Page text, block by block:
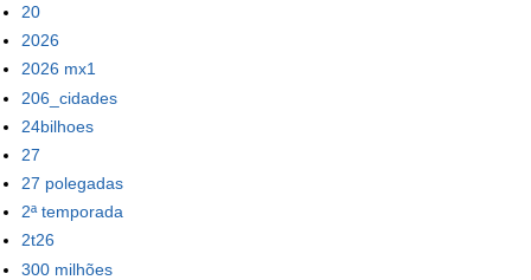
20
2026
2026 mx1
206_cidades
24bilhoes
27
27 polegadas
2ª temporada
2t26
300 milhões